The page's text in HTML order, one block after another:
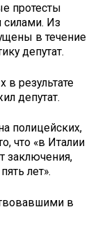
протесты
силами. Из
в течение
депутат.
в результате
депутат.
полицейских,
что «в Италии
заключения,
лет».
в